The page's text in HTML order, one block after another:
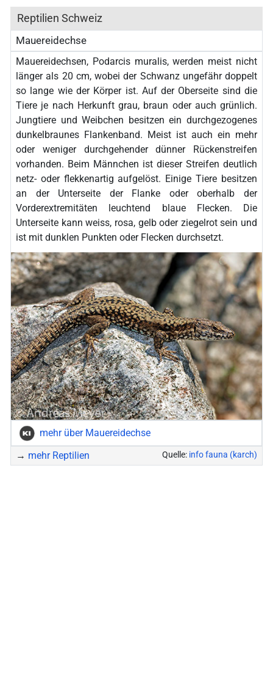
Reptilien Schweiz
Mauereidechse
Mauereidechsen, Podarcis muralis, werden meist nicht
länger als 20 cm, wobei der Schwanz ungefähr doppelt
so lange wie der Körper ist. Auf der Oberseite sind die
Tiere je nach Herkunft grau, braun oder auch grünlich.
Jungtiere und Weibchen besitzen ein durchgezogenes
dunkelbraunes Flankenband. Meist ist auch ein mehr
oder weniger durchgehender dünner Rückenstreifen
vorhanden. Beim Männchen ist dieser Streifen deutlich
netz- oder flekkenartig aufgelöst. Einige Tiere besitzen
an der Unterseite der Flanke oder oberhalb der
Vorderextremitäten leuchtend blaue Flecken. Die
Unterseite kann weiss, rosa, gelb oder ziegelrot sein und
ist mit dunklen Punkten oder Flecken durchsetzt.
mehr über Mauereidechse
→ mehr Reptilien Quelle: info fauna (karch)